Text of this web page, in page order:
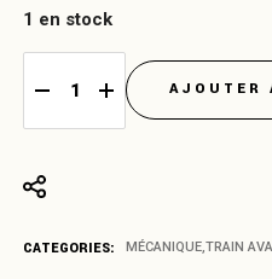
1 en stock
Kit de rehaussement des
AJOUTER
CATEGORIES: MÉCANIQUE,TRAIN